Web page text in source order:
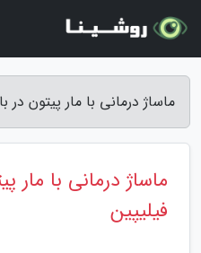
ماساژ درمانی با مار پیتون
ماساژ درمانی با
فیلیپین